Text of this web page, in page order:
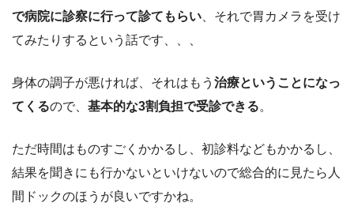
で病院に診察に行って診てもらい 、それで胃カメラを受け
てみたりするという話です、、、
身体の調子が悪ければ、それはもう 治療ということになっ
てくるので、 基本的な3割負担で受診できる。
ただ時間はものすごくかかるし、初診料などもかかるし、
結果を聞きにも行かないといけないので総合的に見たら人
間ドックのほうが良いですかね。